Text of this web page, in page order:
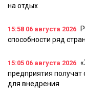
на отдых
15:58 06 августа 2026
способности ряд
15:05 06 августа 2026
предприятия
для внедрения